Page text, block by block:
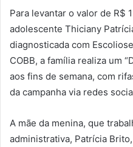
Para levantar o valor de R$
adolescente Thiciany
diagnosticada com
COBB, a família realiza um
aos fins de semana, com
da campanha via redes
A mãe da menina, que
administrativa, Patrícia